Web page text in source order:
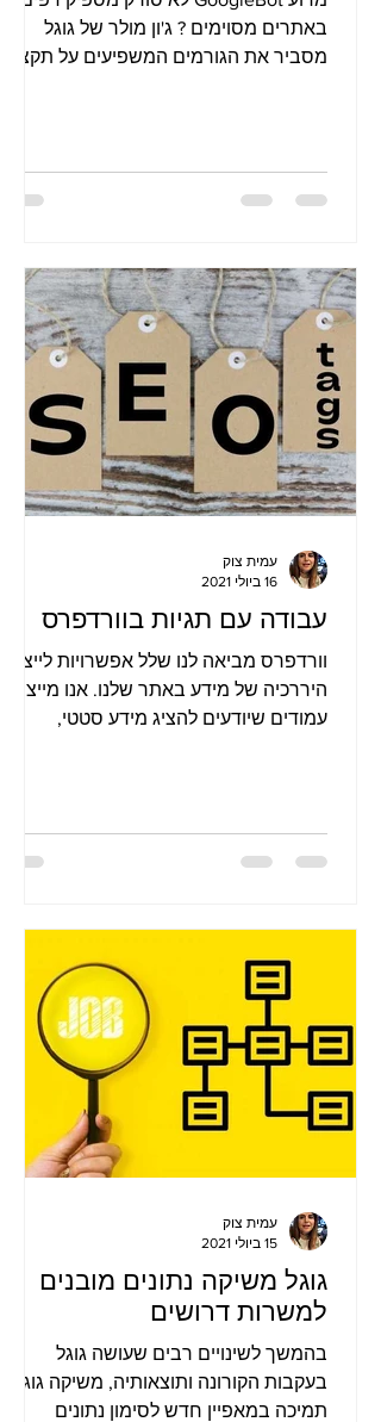
באתרים מסוימים ? ג'ון מולר של גוגל
מסביר את הגורמים המשפיעים על תקציב
עבודה עם תגיות בוורדפרס
וורדפרס מביאה לנו שלל אפשרויות לייצר
היררכיה של מידע באתר שלנו. אנו
עמודים שיודעים להציג מידע סטטי,
עמית צוק
16 ביולי 2021
גוגל משיקה נתונים מובנים
למשרות דרושים
בהמשך לשינויים רבים שעושה גוגל
בעקבות הקורונה ותוצאותיה, משיקה גוגל
תמיכה במאפיין חדש לסימון נתונים
עמית צוק
15 ביולי 2021